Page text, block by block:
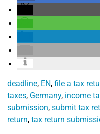
deadline, EN, file a tax
taxes, Germany, income
submission, submit tax
return, tax return